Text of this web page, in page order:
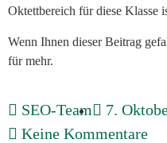
Oktettbereich für diese Klasse
Wenn Ihnen dieser Beitrag
für mehr.
SEO-Team
7.
Keine Kommentare